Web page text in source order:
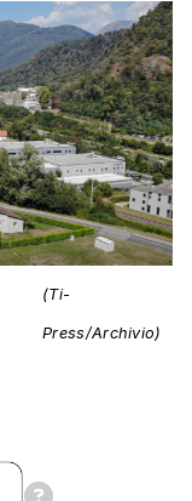
(Ti-
Press/Archivio)